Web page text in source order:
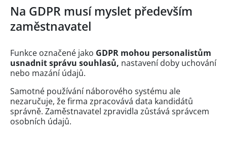
Na GDPR musí myslet především
zaměstnavatel
Funkce označené jako GDPR mohou personalistům
usnadnit správu souhlasů, nastavení doby uchování
nebo mazání údajů.
Samotné používání náborového systému ale
nezaručuje, že firma zpracovává data kandidátů
správně. Zaměstnavatel zpravidla zůstává správcem
osobních údajů.